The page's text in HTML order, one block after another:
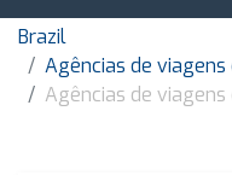
Brazil
Agências de viagens
Agências de